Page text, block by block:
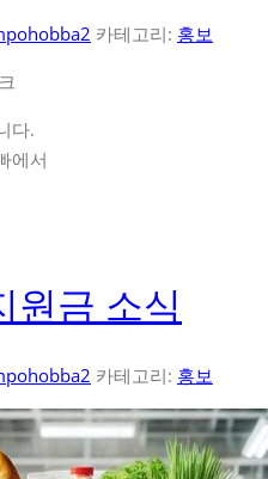
카테고리: 홍보
다.
에서
원금 소식
카테고리: 홍보